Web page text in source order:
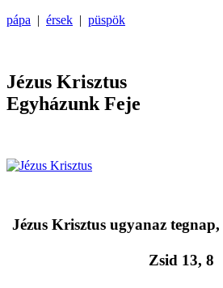
pápa | érsek | püspök
Jézus Krisztus
Egyházunk Feje
Jézus Krisztus ugyanaz
Zsid 13, 8